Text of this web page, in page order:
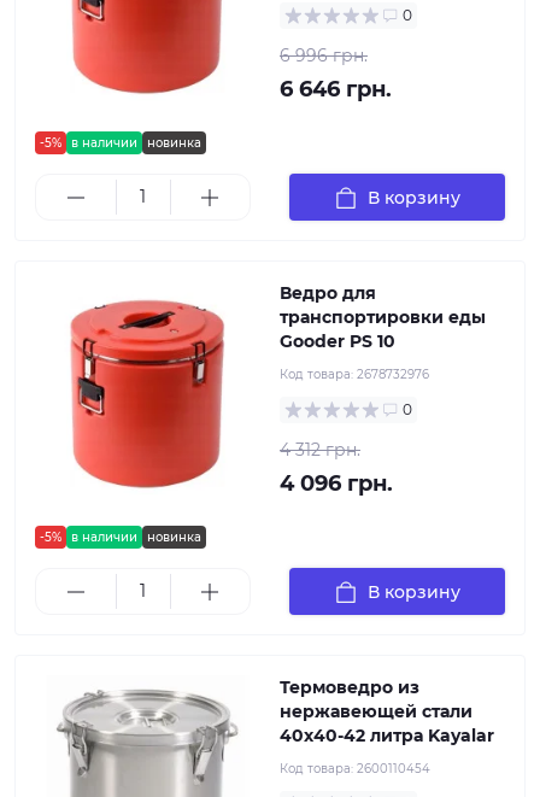
-5% в наличии новинка
0
6 996 грн.
6 646 грн.
В корзину
-5% в наличии новинка
Ведро для
транспортировки еды
Gooder PS 10
Код товара: 2678732976
0
4 312 грн.
4 096 грн.
В корзину
Термоведро из
нержавеющей стали
40х40-42 литра Kayalar
Код товара: 2600110454